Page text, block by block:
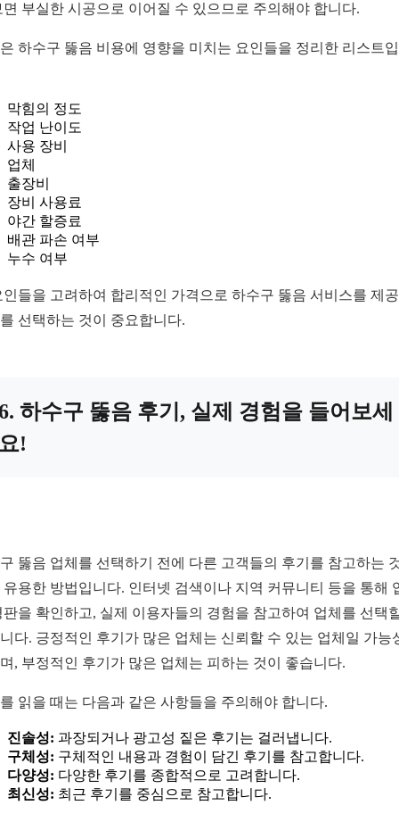
면 부실한 시공으로 이어질 수 있으므로 주의해야 합니다.
하수구 뚫음 비용에 영향을 미치는 요인들을 정리한 리스트
막힘의 정도
작업 난이도
사용 장비
업체
출장비
장비 사용료
야간 할증료
배관 파손 여부
누수 여부
인들을 고려하여 합리적인 가격으로 하수구 뚫음 서비스를 제
선택하는 것이 중요합니다.
하수구 뚫음 후기, 실제 경험을 들어보세
!
뚫음 업체를 선택하기 전에 다른 고객들의 후기를 참고하는
유용한 방법입니다. 인터넷 검색이나 지역 커뮤니티 등을 통해
판을 확인하고, 실제 이용자들의 경험을 참고하여 업체를 선택
다. 긍정적인 후기가 많은 업체는 신뢰할 수 있는 업체일 가능
, 부정적인 후기가 많은 업체는 피하는 것이 좋습니다.
읽을 때는 다음과 같은 사항들을 주의해야 합니다.
진솔성: 과장되거나 광고성 짙은 후기는 걸러냅니다.
구체성: 구체적인 내용과 경험이 담긴 후기를 참고합니다.
다양성: 다양한 후기를 종합적으로 고려합니다.
최신성: 최근 후기를 중심으로 참고합니다.